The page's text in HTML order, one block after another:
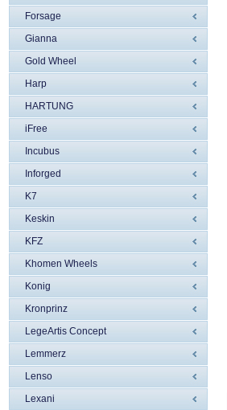
Forsage
Gianna
Gold Wheel
Harp
HARTUNG
iFree
Incubus
Inforged
K7
Keskin
KFZ
Khomen Wheels
Konig
Kronprinz
LegeArtis Concept
Lemmerz
Lenso
Lexani